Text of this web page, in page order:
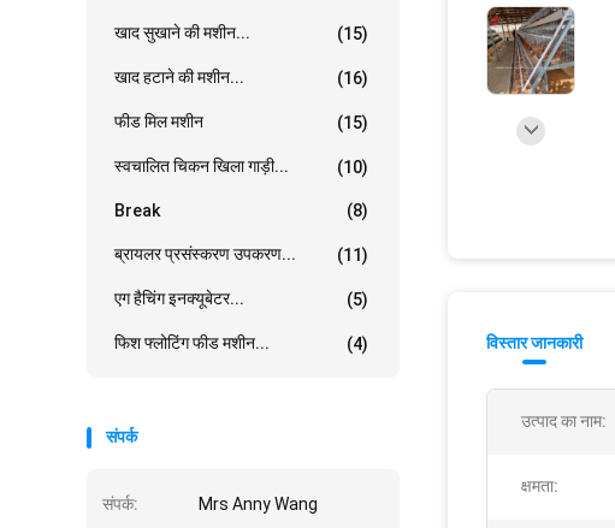
खाद सुखाने की मशीन... (15)
खाद हटाने की मशीन... (16)
फीड मिल मशीन (15)
स्वचालित चिकन खिला गाड़ी... (10)
Break (8)
ब्रायलर प्रसंस्करण उपकरण... (11)
एग हैचिंग इनक्यूबेटर... (5)
फिश फ्लोटिंग फीड मशीन... (4)
संपर्क
संपर्क: Mrs Anny Wang
विस्तार जानकारी
उत्पाद का नाम:
क्षमता: